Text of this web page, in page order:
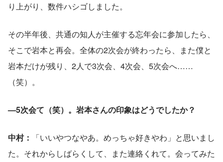
り上がり、数件ハシゴしました。
その半年後、共通の知人が主催する忘年会に参加したら、
そこで岩本と再会。全体の2次会が終わったら、また僕と
岩本だけが残り、2人で3次会、4次会、5次会へ……
（笑）。
—5次会て（笑）。岩本さんの印象はどうでしたか？
中村：
「いいやつなやあ。めっちゃ好きやわ」と思いまし
た。それからしばらくして、また連絡くれて。会ってみた